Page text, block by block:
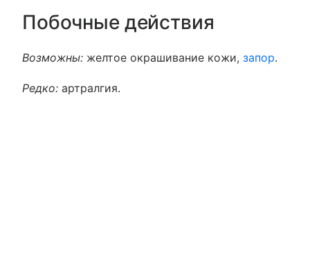
Побочные действия
Возможны: желтое окрашивание кожи, запор.
Редко: артралгия.